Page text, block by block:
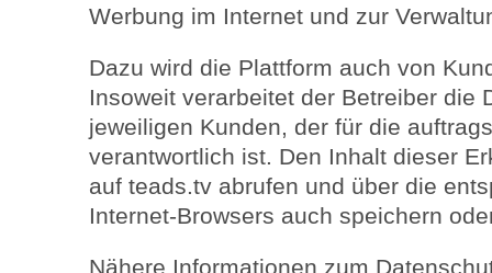
Werbung im Internet und zur
Dazu wird die Plattform auch von
Insoweit verarbeitet der Betreiber die
jeweiligen Kunden, der für die
verantwortlich ist. Den Inhalt dieser
auf teads.tv abrufen und über die
Internet-Browsers auch speichern
Nähere Informationen zum